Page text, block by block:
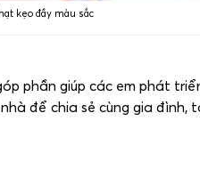
kẹo đầy màu sắc
phần giúp các em phát
để chia sẻ cùng gia đình,